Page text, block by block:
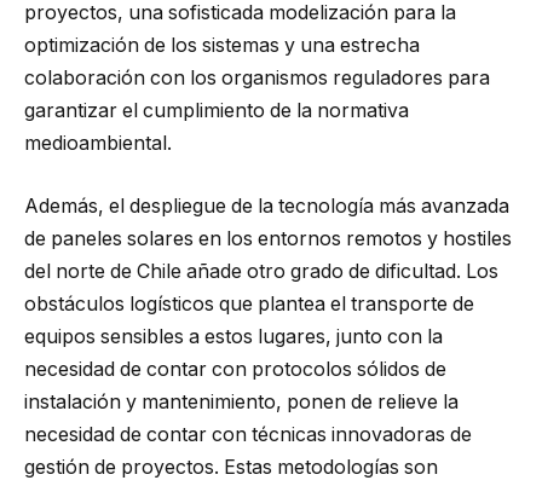
proyectos, una sofisticada modelización para la
optimización de los sistemas y una estrecha
colaboración con los organismos reguladores para
garantizar el cumplimiento de la normativa
medioambiental.
Además, el despliegue de la tecnología más avanzada
de paneles solares en los entornos remotos y hostiles
del norte de Chile añade otro grado de dificultad. Los
obstáculos logísticos que plantea el transporte de
equipos sensibles a estos lugares, junto con la
necesidad de contar con protocolos sólidos de
instalación y mantenimiento, ponen de relieve la
necesidad de contar con técnicas innovadoras de
gestión de proyectos. Estas metodologías son